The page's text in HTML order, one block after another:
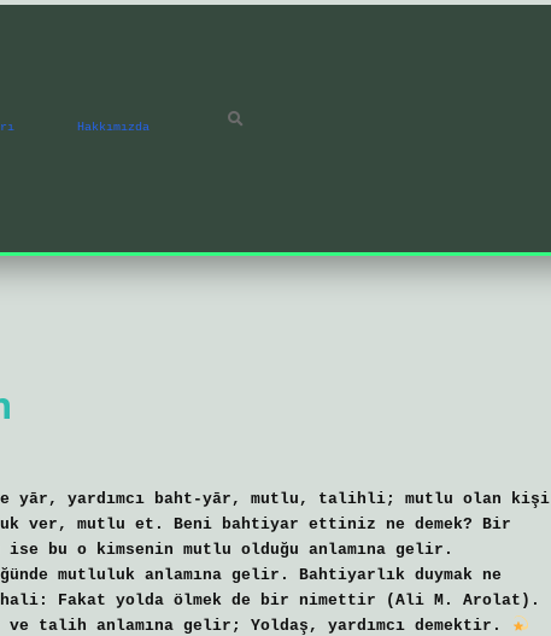
Hakkımızda
ve yār, yardımcı baht-yār, mutlu, talihli; mutlu olan kişi
ver, mutlu et. Beni bahtiyar ettiniz ne demek? Bir
bu o kimsenin mutlu olduğu anlamına gelir.
mutluluk anlamına gelir. Bahtiyarlık duymak ne
Fakat yolda ölmek de bir nimettir (Ali M. Arolat).
ve talih anlamına gelir; Yoldaş, yardımcı demektir.